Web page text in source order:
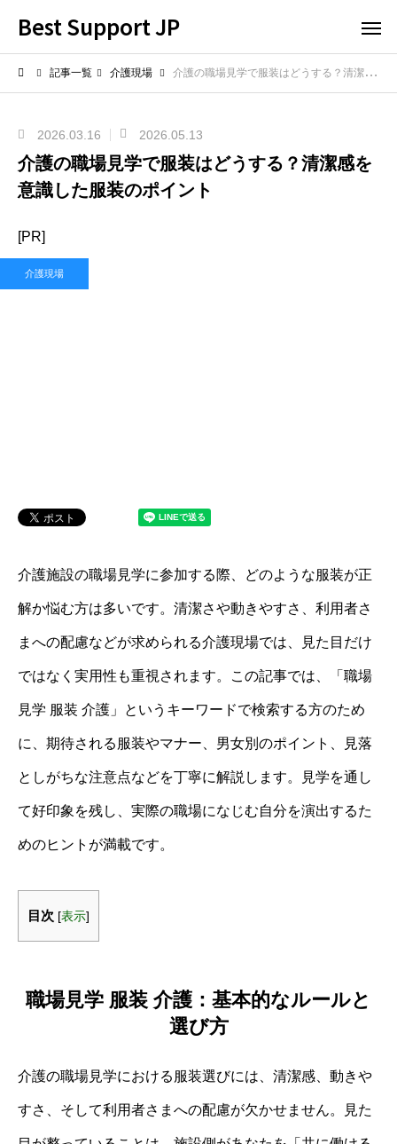
Best Support JP
記事一覧 介護現場 介護の職場見学で服装はどうする？清潔感を意識した服装のポイント
2026.03.16 2026.05.13
介護の職場見学で服装はどうする？清潔感を
意識した服装のポイント
[PR]
介護現場
介護施設の職場見学に参加する際、どのような服装が正
解か悩む方は多いです。清潔さや動きやすさ、利用者さ
まへの配慮などが求められる介護現場では、見た目だけ
ではなく実用性も重視されます。この記事では、「職場
見学 服装 介護」というキーワードで検索する方のため
に、期待される服装やマナー、男女別のポイント、見落
としがちな注意点などを丁寧に解説します。見学を通し
て好印象を残し、実際の職場になじむ自分を演出するた
めのヒントが満載です。
目次 [表示]
職場見学 服装 介護：基本的なルールと
選び方
介護の職場見学における服装選びには、清潔感、動きや
すさ、そして利用者さまへの配慮が欠かせません。見た